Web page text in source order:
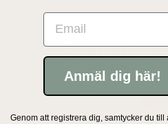
Bästsäljare
Email
Anmäl dig här!
Genom att registrera dig, samtycker du till